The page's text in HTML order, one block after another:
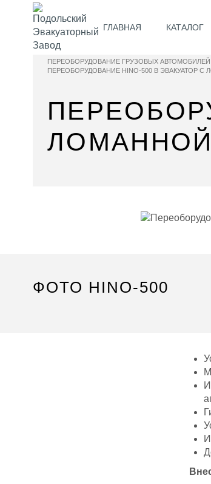
ГЛАВНАЯ КАТАЛОГ
ПЕРЕОБОРУДОВАНИЕ ГРУЗОВЫХ АВТОМОБИЛЕЙ
ПЕРЕОБОРУДОВАНИЕ HINO-500 В ЭВАКУАТОР
ФОТО HINO-500